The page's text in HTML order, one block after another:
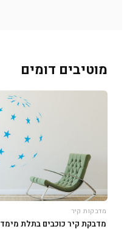
מוטיבים דומים
מדבקות קיר
מדבקת קיר כוכבים בתלת מימד